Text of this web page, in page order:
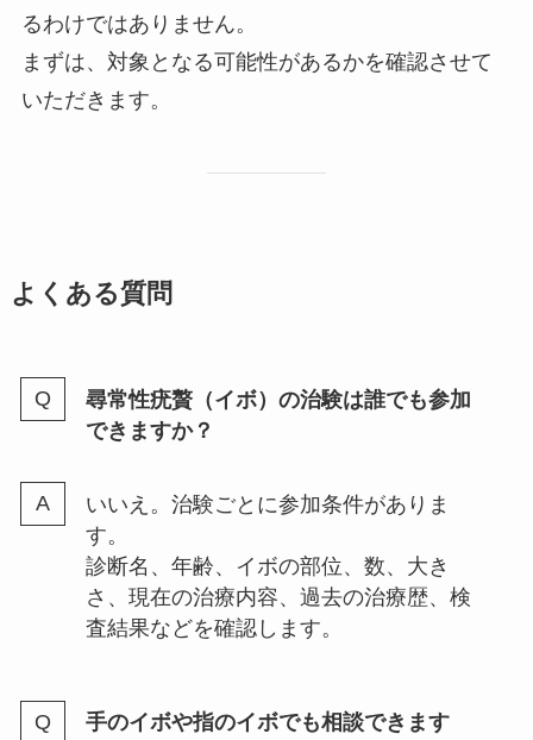
るわけではありません。
まずは、対象となる可能性があるかを確認させて
いただきます。
よくある質問
尋常性疣贅（イボ）の治験は誰でも参加
できますか？
いいえ。治験ごとに参加条件がありま
す。
診断名、年齢、イボの部位、数、大き
さ、現在の治療内容、過去の治療歴、検
査結果などを確認します。
手のイボや指のイボでも相談できます